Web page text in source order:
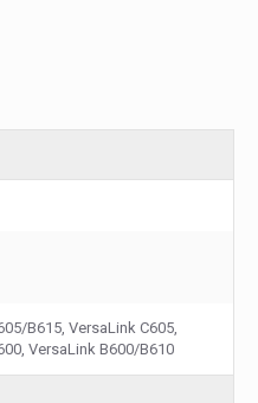
B615, VersaLink C605,
VersaLink B600/B610